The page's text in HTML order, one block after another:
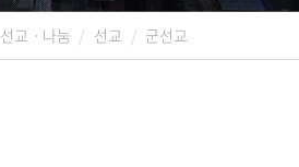
선교ㆍ나눔 선교 군선교